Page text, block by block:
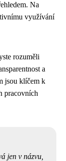
Na
využívání
rozuměli
a
jsou klíčem k
pracovních
jen v názvu,